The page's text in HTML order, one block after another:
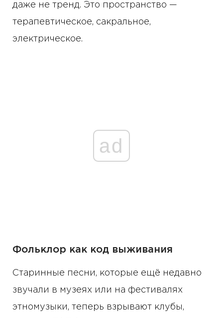
даже не тренд. Это пространство —
терапевтическое, сакральное,
электрическое.
ad
Фольклор как код выживания
Старинные песни, которые ещё недавно
звучали в музеях или на фестивалях
этномузыки, теперь взрывают клубы,